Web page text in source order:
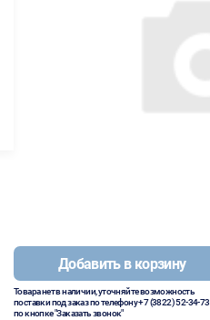
Добавить в корзину
Товара нет в наличии, уточняйте возможность
поставки под заказ по телефону+7 (3822) 52-34-73
по кнопке "Заказать звонок"